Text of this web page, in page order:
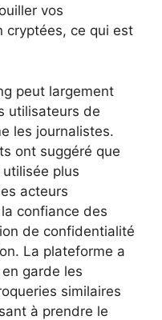
vos
cryptées, ce qui est
peut largement
utilisateurs de
les journalistes.
ont suggéré que
plus
acteurs
confiance des
de confidentialité
La plateforme a
garde les
similaires
à prendre le